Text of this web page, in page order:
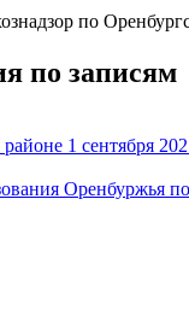
по
по записям
1 сентября
Оренбуржья